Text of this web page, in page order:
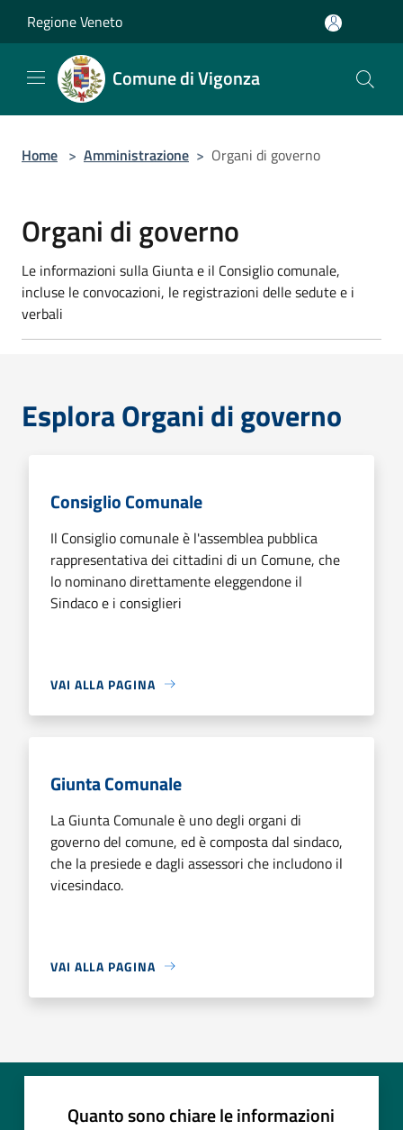
Regione Veneto
Comune di Vigonza
Home > Amministrazione > Organi di governo
Organi di governo
Le informazioni sulla Giunta e il Consiglio comunale,
incluse le convocazioni, le registrazioni delle sedute e i
verbali
Esplora Organi di governo
Consiglio Comunale
Il Consiglio comunale è l'assemblea pubblica
rappresentativa dei cittadini di un Comune, che
lo nominano direttamente eleggendone il
Sindaco e i consiglieri
VAI ALLA PAGINA
Giunta Comunale
La Giunta Comunale è uno degli organi di
governo del comune, ed è composta dal sindaco,
che la presiede e dagli assessori che includono il
vicesindaco.
VAI ALLA PAGINA
Quanto sono chiare le informazioni